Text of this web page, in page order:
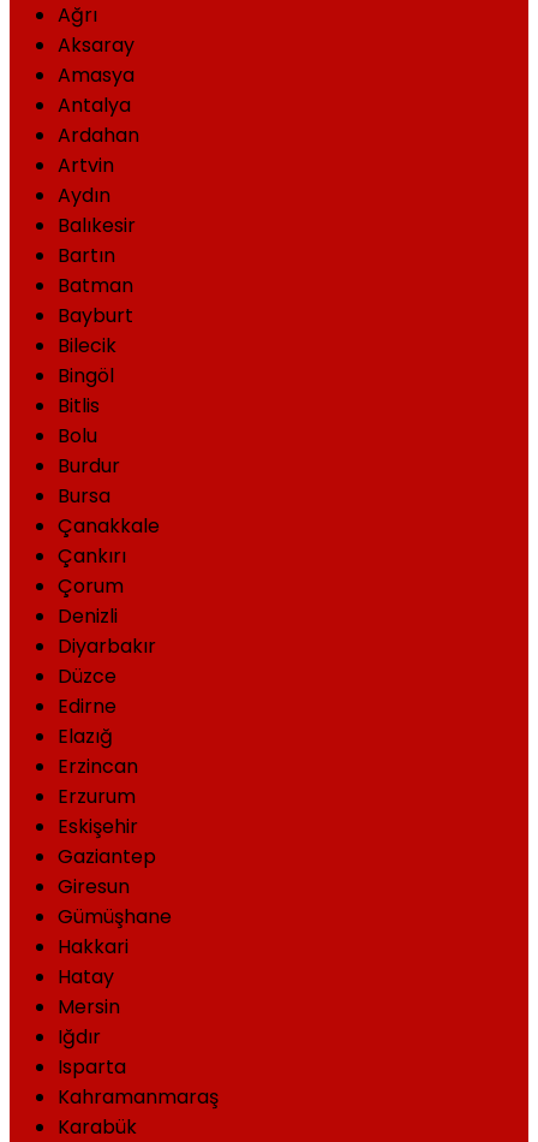
Ağrı
Aksaray
Amasya
Antalya
Ardahan
Artvin
Aydın
Balıkesir
Bartın
Batman
Bayburt
Bilecik
Bingöl
Bitlis
Bolu
Burdur
Bursa
Çanakkale
Çankırı
Çorum
Denizli
Diyarbakır
Düzce
Edirne
Elazığ
Erzincan
Erzurum
Eskişehir
Gaziantep
Giresun
Gümüşhane
Hakkari
Hatay
Mersin
Iğdır
Isparta
Kahramanmaraş
Karabük